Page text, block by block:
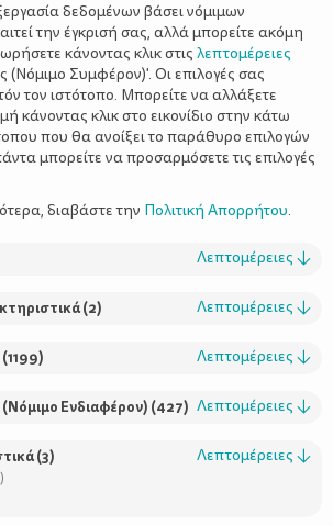
γυμναστικές ασκήσεις
Σύνδεσμοι
δεδομένων βάσει νόμιμων
την έγκρισή σας, αλλά μπορείτε ακόμη
κάνοντας κλικ στις λεπτομέρειες
(Νόμιμο Συμφέρον)'. Οι επιλογές σας
τον ιστότοπο. Μπορείτε να αλλάξετε
κάνοντας κλικ στο εικονίδιο στην κάτω
που θα ανοίξει το παράθυρο επιλογών
μπορείτε να προσαρμόσετε τις επιλογές
διαβάστε την Πολιτική Απορρήτου.
Λεπτομέρειες ↓
(2) Λεπτομέρειες ↓
(1199) Λεπτομέρειες ↓
Ενδιαφέρον) (427) Λεπτομέρειες ↓
(3) Λεπτομέρειες ↓